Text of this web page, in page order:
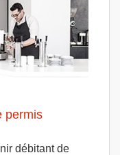
permis
débitant de